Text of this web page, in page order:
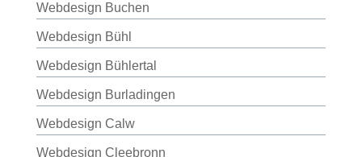
Webdesign Buchen
Webdesign Bühl
Webdesign Bühlertal
Webdesign Burladingen
Webdesign Calw
Webdesign Cleebronn